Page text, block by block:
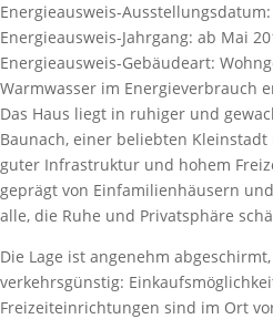
Energieausweis-Ausstellungsdatum:
Energieausweis-Jahrgang: ab Mai
Energieausweis-Gebäudeart:
Warmwasser im Energieverbrauch
Das Haus liegt in ruhiger und
Baunach, einer beliebten
guter Infrastruktur und hohem
geprägt von Einfamilienhäusern
alle, die Ruhe und Privatsphäre
Die Lage ist angenehm
verkehrsgünstig:
Freizeiteinrichtungen sind im Ort